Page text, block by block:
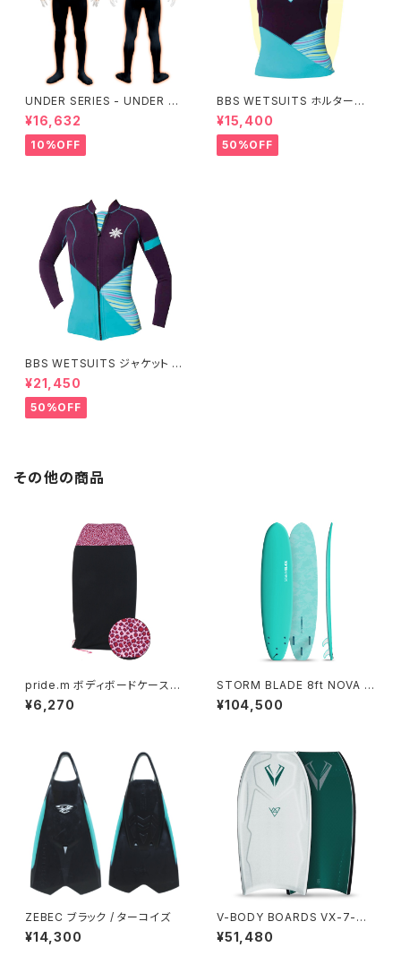
UNDER SERIES - UNDER pe
rformance ALL+即暖
¥16,632
10%OFF
BBS WETSUITS ホルターネッ
クベスト 2mm【アウトレット】
¥15,400
50%OFF
BBS WETSUITS ジャケット 2
mm【アウトレット】
¥21,450
50%OFF
その他の商品
pride.m ボディボードケース(ノ
ーズ補強あり) ピンクレオパード
¥6,270
STORM BLADE 8ft NOVA S
URFBOARD - TURQUOISE
¥104,500
ZEBEC ブラック / ターコイズ
¥14,300
V-BODY BOARDS VX-7-M
2026モデル - ホワイト
¥51,480